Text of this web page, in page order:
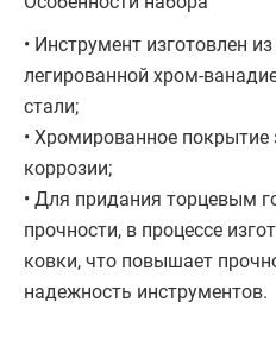
• Инструмент изготовлен
легированной хром-
стали;
• Хромированное
коррозии;
• Для придания торцевым
прочности, в процессе
ковки, что повышает
надежность инструментов.